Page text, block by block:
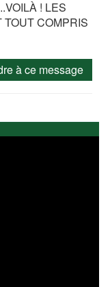
! LES
COMPRIS
à ce message